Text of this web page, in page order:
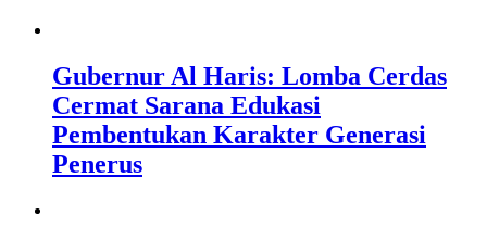
Gubernur Al Haris: Lomba Cerdas
Cermat Sarana Edukasi
Pembentukan Karakter Generasi
Penerus